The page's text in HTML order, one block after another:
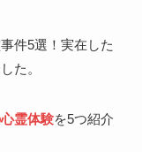
件5選！実在した
た。
霊体験を5つ紹介